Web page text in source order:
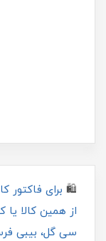
🛍 برای
از همین کالا یا
سی گل، بیبی فرست به حد